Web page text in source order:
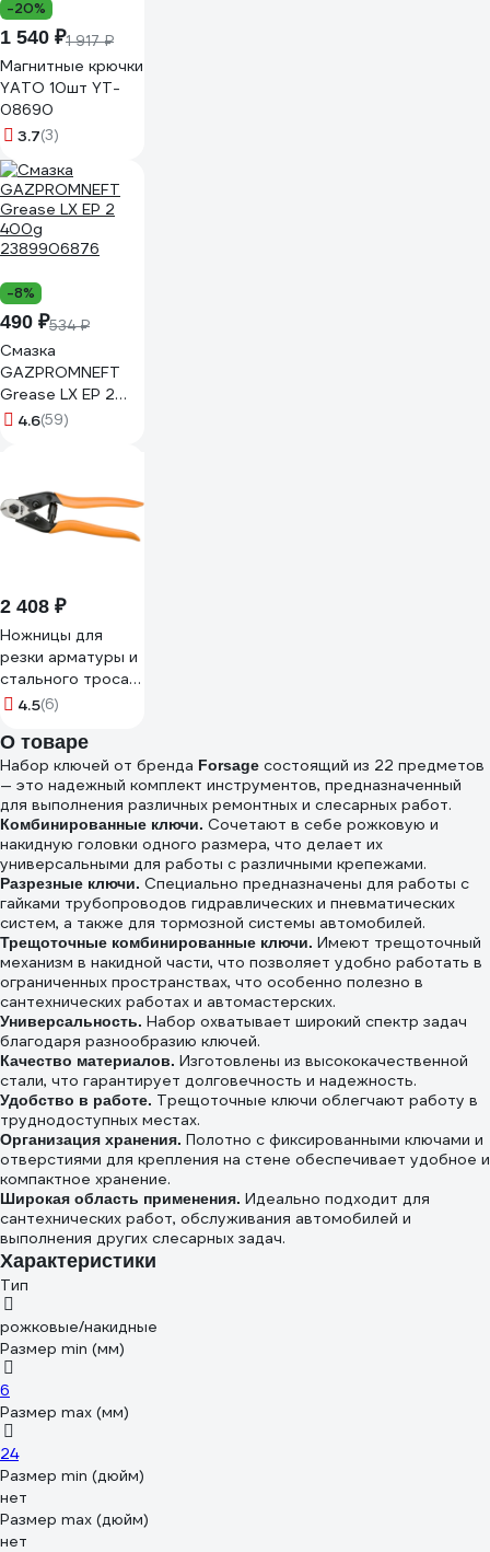
-20%
1 540 ₽1 917 ₽
Магнитные крючки
YATO 10шт YT-
08690
3.7(3)
-8%
490 ₽534 ₽
Смазка
GAZPROMNEFT
Grease LX EP 2
400g
4.6(59)
2 408 ₽
Ножницы для
резки арматуры и
стального троса
NEO Tools 190 мм
4.5(6)
О товаре
Набор ключей от бренда Forsage состоящий из 22 предметов
— это надежный комплект инструментов, предназначенный
для выполнения различных ремонтных и слесарных работ.
Комбинированные ключи. Сочетают в себе рожковую и
накидную головки одного размера, что делает их
универсальными для работы с различными крепежами.
Разрезные ключи. Специально предназначены для работы с
гайками трубопроводов гидравлических и пневматических
систем, а также для тормозной системы автомобилей.
Трещоточные комбинированные ключи. Имеют трещоточный
механизм в накидной части, что позволяет удобно работать в
ограниченных пространствах, что особенно полезно в
сантехнических работах и автомастерских.
Универсальность. Набор охватывает широкий спектр задач
благодаря разнообразию ключей.
Качество материалов. Изготовлены из высококачественной
стали, что гарантирует долговечность и надежность.
Удобство в работе. Трещоточные ключи облегчают работу в
труднодоступных местах.
Организация хранения. Полотно с фиксированными ключами и
отверстиями для крепления на стене обеспечивает удобное и
компактное хранение.
Широкая область применения. Идеально подходит для
сантехнических работ, обслуживания автомобилей и
выполнения других слесарных задач.
Характеристики
Тип
рожковые/накидные
Размер min (мм)
6
Размер max (мм)
24
Размер min (дюйм)
нет
Размер max (дюйм)
нет